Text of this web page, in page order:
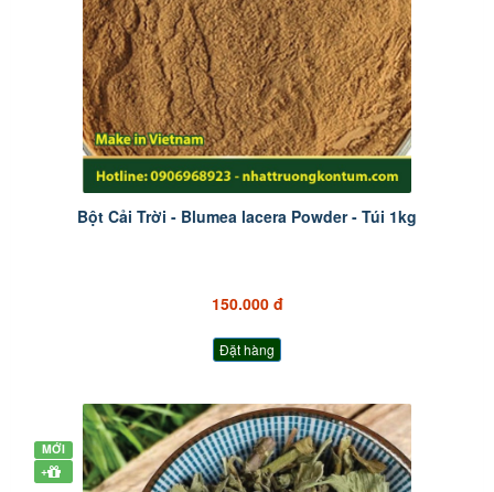
Bột Cải Trời - Blumea lacera Powder - Túi 1kg
150.000 đ
Đặt hàng
MỚI
+